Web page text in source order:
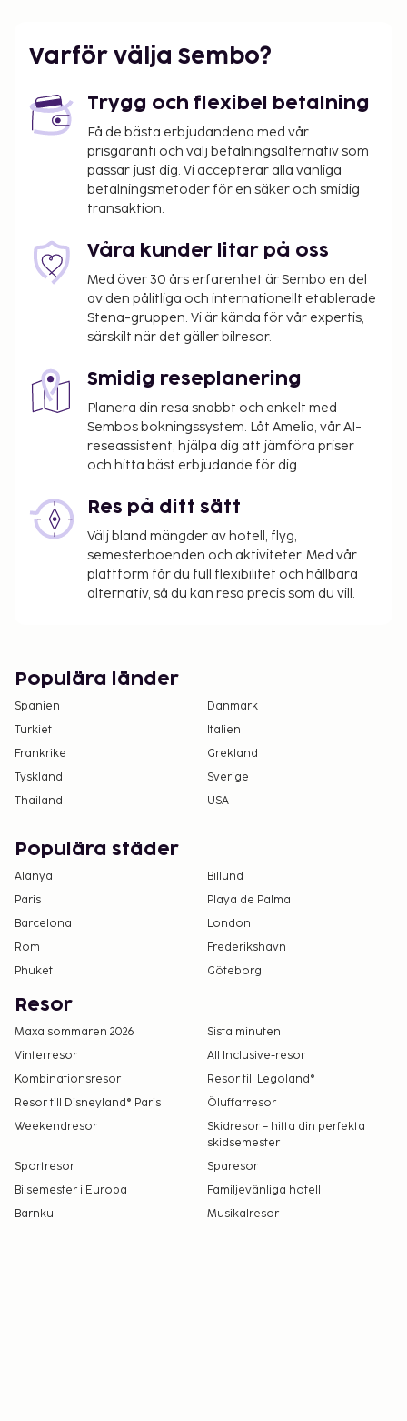
Varför välja Sembo?
Trygg och flexibel betalning
Få de bästa erbjudandena med vår
prisgaranti och välj betalningsalternativ som
passar just dig. Vi accepterar alla vanliga
betalningsmetoder för en säker och smidig
transaktion.
Våra kunder litar på oss
Med över 30 års erfarenhet är Sembo en del
av den pålitliga och internationellt etablerade
Stena-gruppen. Vi är kända för vår expertis,
särskilt när det gäller bilresor.
Smidig reseplanering
Planera din resa snabbt och enkelt med
Sembos bokningssystem. Låt Amelia, vår AI-
reseassistent, hjälpa dig att jämföra priser
och hitta bäst erbjudande för dig.
Res på ditt sätt
Välj bland mängder av hotell, flyg,
semesterboenden och aktiviteter. Med vår
plattform får du full flexibilitet och hållbara
alternativ, så du kan resa precis som du vill.
Populära länder
Spanien
Danmark
Turkiet
Italien
Frankrike
Grekland
Tyskland
Sverige
Thailand
USA
Populära städer
Alanya
Billund
Paris
Playa de Palma
Barcelona
London
Rom
Frederikshavn
Phuket
Göteborg
Resor
Maxa sommaren 2026
Sista minuten
Vinterresor
All Inclusive-resor
Kombinationsresor
Resor till Legoland®
Resor till Disneyland® Paris
Öluffarresor
Weekendresor
Skidresor – hitta din perfekta
skidsemester
Sportresor
Sparesor
Bilsemester i Europa
Familjevänliga hotell
Barnkul
Musikalresor